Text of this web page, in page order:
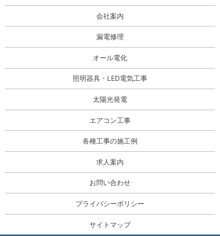
会社案内
漏電修理
オール電化
照明器具・LED電気工事
太陽光発電
エアコン工事
各種工事の施工例
求人案内
お問い合わせ
プライバシーポリシー
サイトマップ